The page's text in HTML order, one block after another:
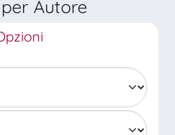
Autore